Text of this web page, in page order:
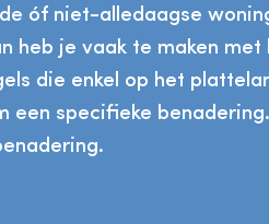
óf niet-alledaagse
heb je vaak te maken met
die enkel op het
een specifieke